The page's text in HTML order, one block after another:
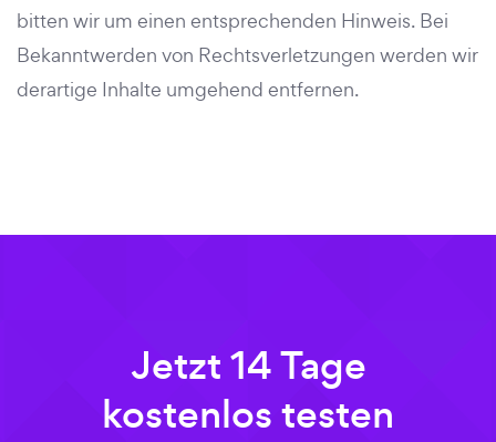
bitten wir um einen entsprechenden Hinweis. Bei
Bekanntwerden von Rechtsverletzungen werden wir
derartige Inhalte umgehend entfernen.
Jetzt 14 Tage
kostenlos testen